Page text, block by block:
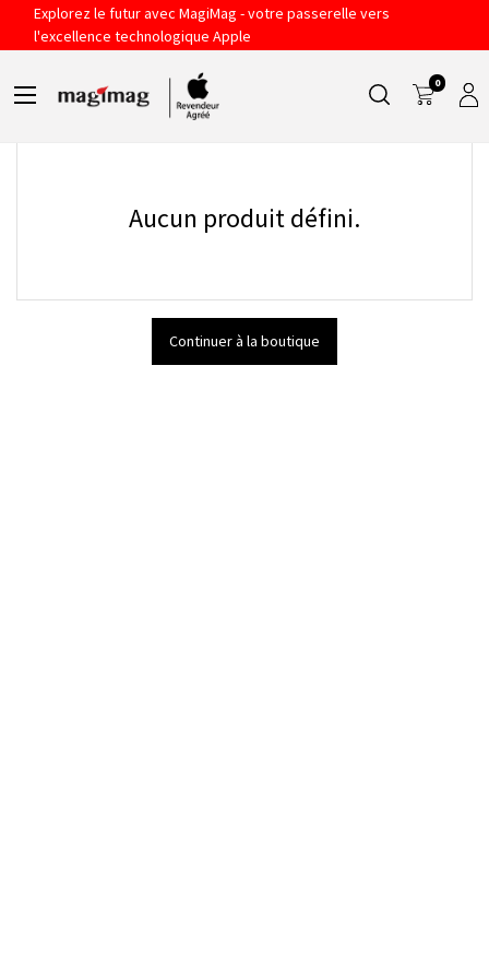
Explorez le futur avec MagiMag - votre passerelle vers
l'excellence technologique Apple
0
MAC STUDIO
Filtres Sort By
Aucun produit défini.
Continuer à la boutique